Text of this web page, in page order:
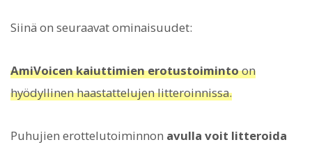
Siinä on seuraavat ominaisuudet:
AmiVoicen kaiuttimien erotustoimintoon
hyödyllinen haastattelujen litteroinnissa.
Puhujien erottelutoiminnon avulla voit litteroida